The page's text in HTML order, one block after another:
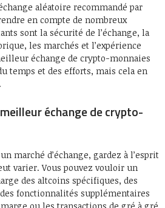
aléatoire recommandé par
en compte de nombreux
sont la sécurité de l’échange, la
les marchés et l’expérience
échange de crypto-monnaies
temps et des efforts, mais cela en
échange de crypto-
marché d’échange, gardez à l’esprit
varier. Vous pouvez vouloir un
des altcoins spécifiques, des
fonctionnalités supplémentaires